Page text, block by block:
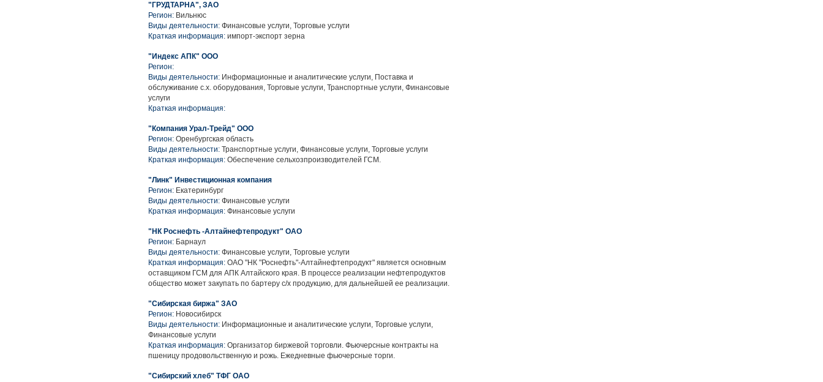
"ГРУДТАРНА", ЗАО
Регион: Вильнюс
Виды деятельности: Финансовые услуги, Торговые услуги
Краткая информация: импорт-экспорт зерна
"Индекс АПК" ООО
Регион:
Виды деятельности: Информационные и аналитические услуги, Поставка и
обслуживание с.х. оборудования, Торговые услуги, Транспортные услуги, Финансовые
услуги
Краткая информация:
"Компания Урал-Трейд" ООО
Регион: Оренбургская область
Виды деятельности: Транспортные услуги, Финансовые услуги, Торговые услуги
Краткая информация: Обеспечение сельхозпроизводителей ГСМ.
"Линк" Инвестиционная компания
Регион: Екатеринбург
Виды деятельности: Финансовые услуги
Краткая информация: Финансовые услуги
"НК Роснефть -Алтайнефтепродукт" ОАО
Регион: Барнаул
Виды деятельности: Финансовые услуги, Торговые услуги
Краткая информация: ОАО "НК "Роснефть"-Алтайнефтепродукт" является основным
оставщиком ГСМ для АПК Алтайского края. В процессе реализации нефтепродуктов
общество может закупать по бартеру с/х продукцию, для дальнейшей ее реализации.
"Сибирская биржа" ЗАО
Регион: Новосибирск
Виды деятельности: Информационные и аналитические услуги, Торговые услуги,
Финансовые услуги
Краткая информация: Организатор биржевой торговли. Фьючерсные контракты на
пшеницу продовольственную и рожь. Ежедневные фьючерсные торги.
"Сибирский хлеб" ТФГ ОАО